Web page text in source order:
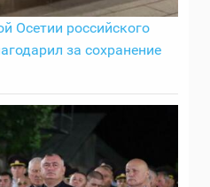
Осетии российского
за сохранение